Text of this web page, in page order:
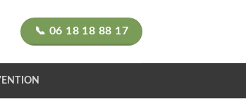
📞 06 18 18 88 17